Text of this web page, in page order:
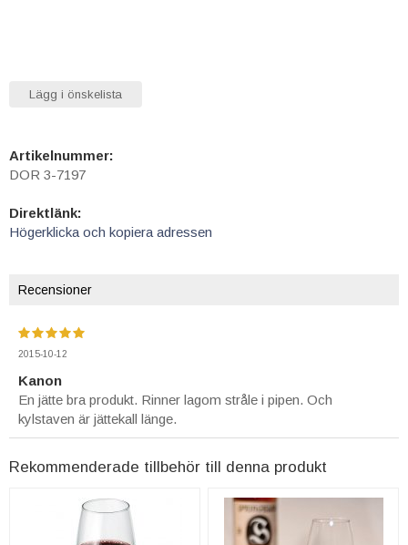
Lägg i önskelista
Artikelnummer:
DOR 3-7197
Direktlänk:
Högerklicka och kopiera adressen
Recensioner
2015-10-12
Kanon
En jätte bra produkt. Rinner lagom stråle i pipen. Och
kylstaven är jättekall länge.
Rekommenderade tillbehör till denna produkt